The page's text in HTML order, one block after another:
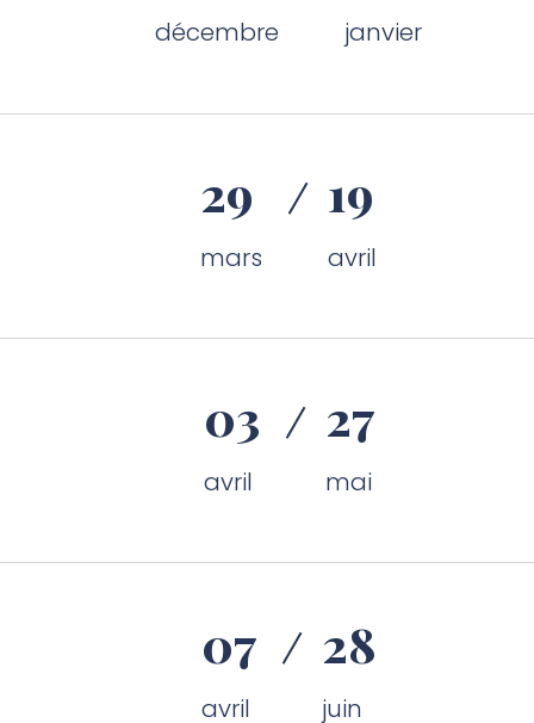
décembre janvier
29
mars
19
avril
03
avril
27
mai
07
avril
28
juin